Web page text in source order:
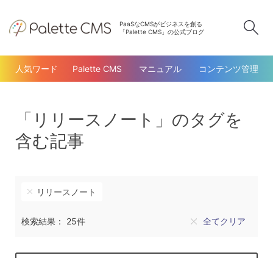
PaaSなCMSがビジネスを創る
「Palette CMS」の公式ブログ
人気ワード Palette CMS マニュアル コンテンツ管理
「リリースノート」のタグを
含む記事
リリースノート
検索結果： 25件 全てクリア